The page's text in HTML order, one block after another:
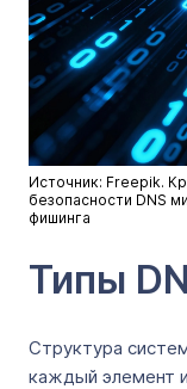
Источник: Freepik.
безопасности DNS
фишинга
Типы
Структура
каждый элемент